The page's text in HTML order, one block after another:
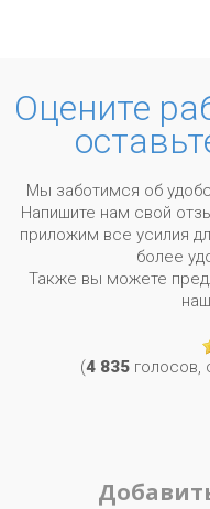
Оцените
Мы заботимся об
Напишите нам свой
приложим все усилия
более
Также вы можете
(4 835 голосов,